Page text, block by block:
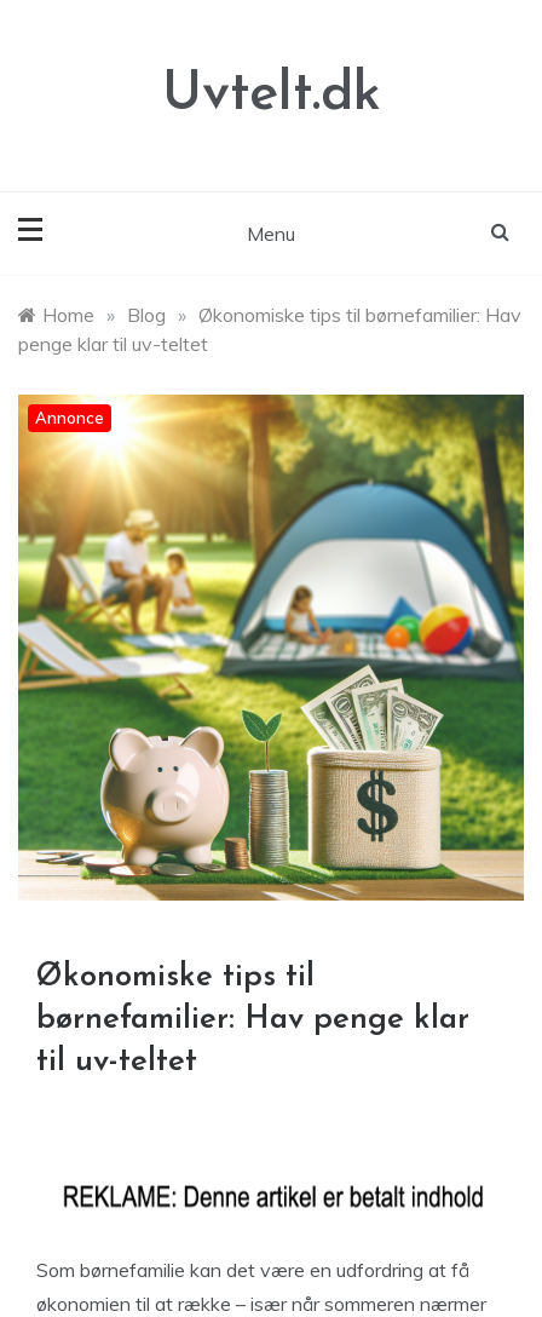
Uvtelt.dk
Menu
Home » Blog » Økonomiske tips til børnefamilier: Hav
penge klar til uv-teltet
Annonce
Økonomiske tips til
børnefamilier: Hav penge klar
til uv-teltet
Som børnefamilie kan det være en udfordring at få
økonomien til at række – især når sommeren nærmer